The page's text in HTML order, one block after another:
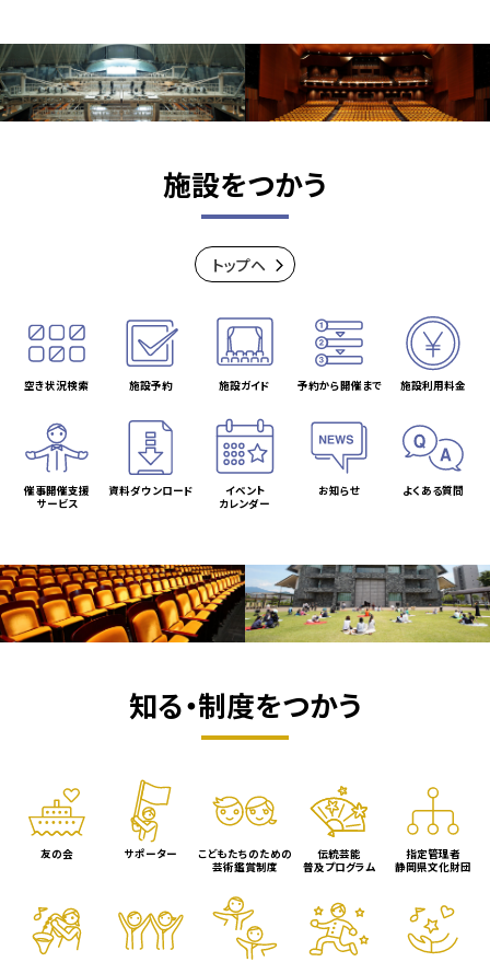
施設をつかう
トップヘ
空き状況検索 施設予約 施設ガイド 予約から開催まで 施設利用料金
催事開催支援
サービス
資料ダウンロード
イベント
カレンダー
お知らせ よくある質問
知る・制度をつかう
友の会 サポーター
こどもたちのための
芸術鑑賞制度
伝統芸能
普及プログラム
指定管理者
静岡県文化財団